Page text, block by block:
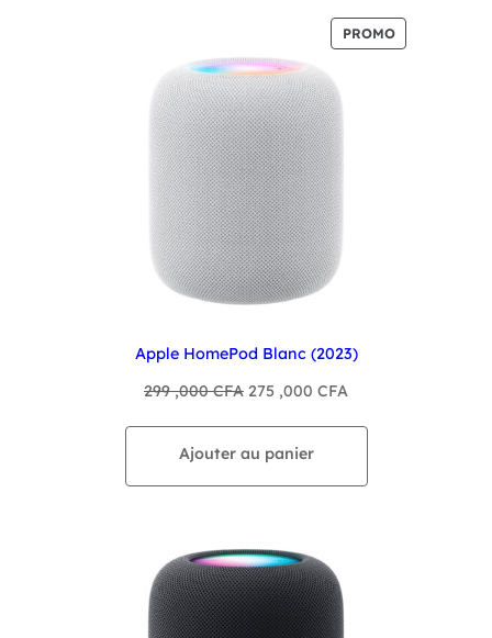
PROMOPRODUIT
EN
Apple HomePod Blanc (2023)
299 ,000CFA Le
était :
275 ,000 CFA
Ajouter au panier